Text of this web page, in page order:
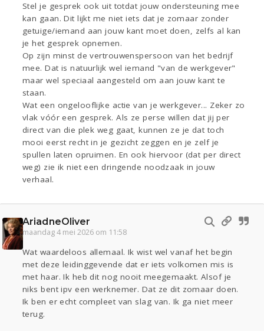
Stel je gesprek ook uit totdat jouw ondersteuning mee
kan gaan. Dit lijkt me niet iets dat je zomaar zonder
getuige/iemand aan jouw kant moet doen, zelfs al kan
je het gesprek opnemen.
Op zijn minst de vertrouwenspersoon van het bedrijf
mee. Dat is natuurlijk wel iemand "van de werkgever"
maar wel speciaal aangesteld om aan jouw kant te
staan.
Wat een ongelooflijke actie van je werkgever... Zeker zo
vlak vóór een gesprek. Als ze perse willen dat jij per
direct van die plek weg gaat, kunnen ze je dat toch
mooi eerst recht in je gezicht zeggen en je zelf je
spullen laten opruimen. En ook hiervoor (dat per direct
weg) zie ik niet een dringende noodzaak in jouw
verhaal.
AriadneOliver
maandag 4 mei 2026 om 11:58
Wat waardeloos allemaal. Ik wist wel vanaf het begin
met deze leidinggevende dat er iets volkomen mis is
met haar. Ik heb dit nog nooit meegemaakt. Alsof je
niks bent ipv een werknemer. Dat ze dit zomaar doen.
Ik ben er echt compleet van slag van. Ik ga niet meer
terug.